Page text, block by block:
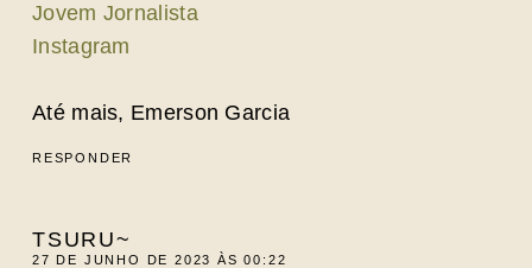
Jovem Jornalista
Instagram
Até mais, Emerson Garcia
RESPONDER
TSURU~
27 DE JUNHO DE 2023 ÀS 00:22